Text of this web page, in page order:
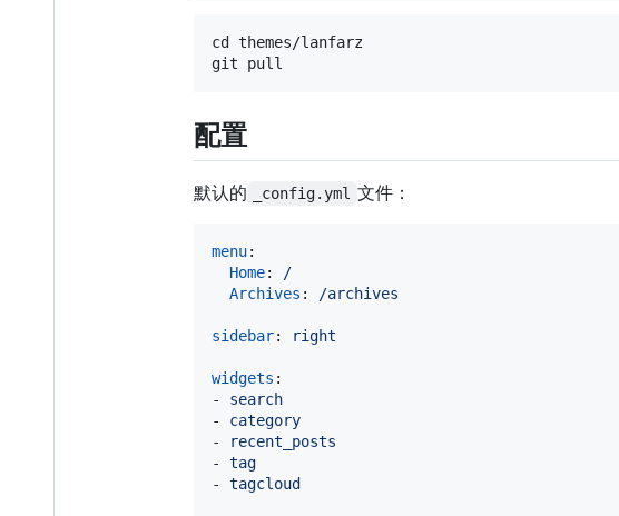
cd themes/lanfarz
配置
默认的 _config.yml 文件：
menu:
Home:
/
Archives : /archives
sidebar: right
widgets :
- search
- category
-
recent_posts
- tag
- tagcloud